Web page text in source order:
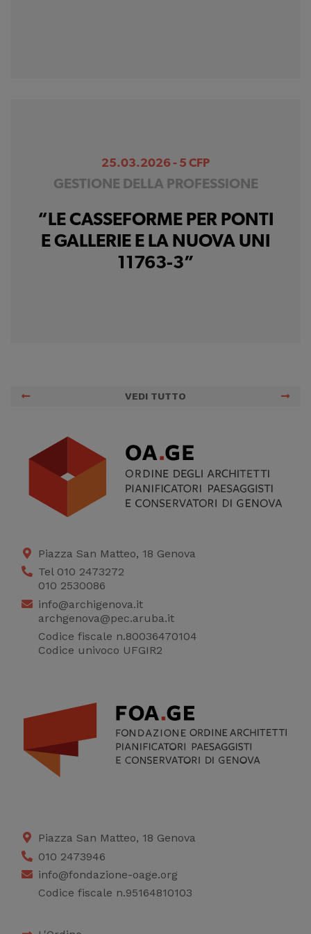
25.03.2026 - 5 CFP
GESTIONE DELLA PROFESSIONE
“LE CASSEFORME PER PONTI
E GALLERIE E LA NUOVA UNI
11763-3”
VEDI TUTTO
Piazza San Matteo, 18 Genova
Tel 010 2473272
010 2530086
info@archigenova.it
archgenova@pec.aruba.it
Codice fiscale n.80036470104
Codice univoco UFGIR2
Piazza San Matteo, 18 Genova
010 2473946
info@fondazione-oage.org
Codice fiscale n.95164810103